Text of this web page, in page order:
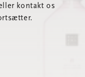
kontakt os